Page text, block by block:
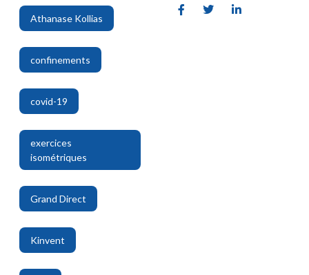
Athanase Kollias
,
confinements
,
covid-19
,
exercices
isométriques
,
Grand Direct
,
Kinvent
,